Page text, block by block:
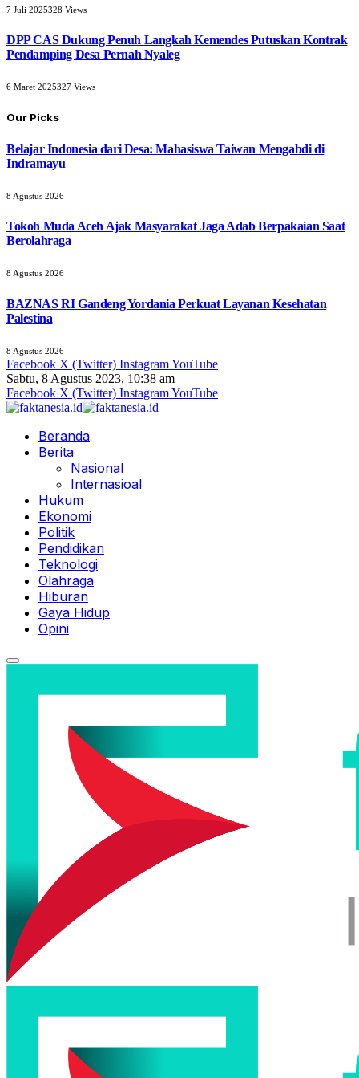
7 Juli 2025328 Views
DPP CAS Dukung Penuh Langkah Kemendes Putuskan Kontrak
Pendamping Desa Pernah Nyaleg
6 Maret 2025327 Views
Our Picks
Belajar Indonesia dari Desa: Mahasiswa Taiwan Mengabdi di
Indramayu
8 Agustus 2026
Tokoh Muda Aceh Ajak Masyarakat Jaga Adab Berpakaian Saat
Berolahraga
8 Agustus 2026
BAZNAS RI Gandeng Yordania Perkuat Layanan Kesehatan
Palestina
8 Agustus 2026
Facebook X (Twitter) InstagramYouTube
Sabtu, 8 Agustus 2023, 10:38 am
Facebook X (Twitter) InstagramYouTube
Beranda
Berita
Nasional
Internasioal
Hukum
Ekonomi
Politik
Pendidikan
Teknologi
Olahraga
Hiburan
Gaya Hidup
Opini